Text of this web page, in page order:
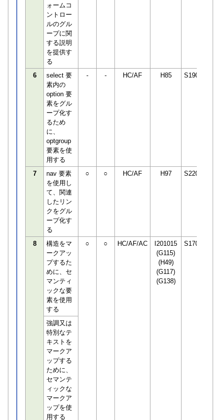
ォームコ
ントロー
ルのグル
ープに関
する説明
を提供す
る
6
select 要
素内の
option 要
素をグル
ープ化す
るため
に、
optgroup
要素を使
用する
- - HC/AF H85 S190498
7
nav 要素
を使用し
て、関連
したリン
クをグル
ープ化す
る
○ ○ HC/AF H97 S220745
8
構造をマ
ークアッ
プするた
めに、セ
マンティ
ックな要
素を使用
する
○ ○ HC/AF/AC
I201015
(G115)
(H49)
(G117)
(G138)
S170306
強調又は
特別なテ
キストを
マークア
ップする
ために、
セマンテ
ィックな
マークア
ップを使
用する